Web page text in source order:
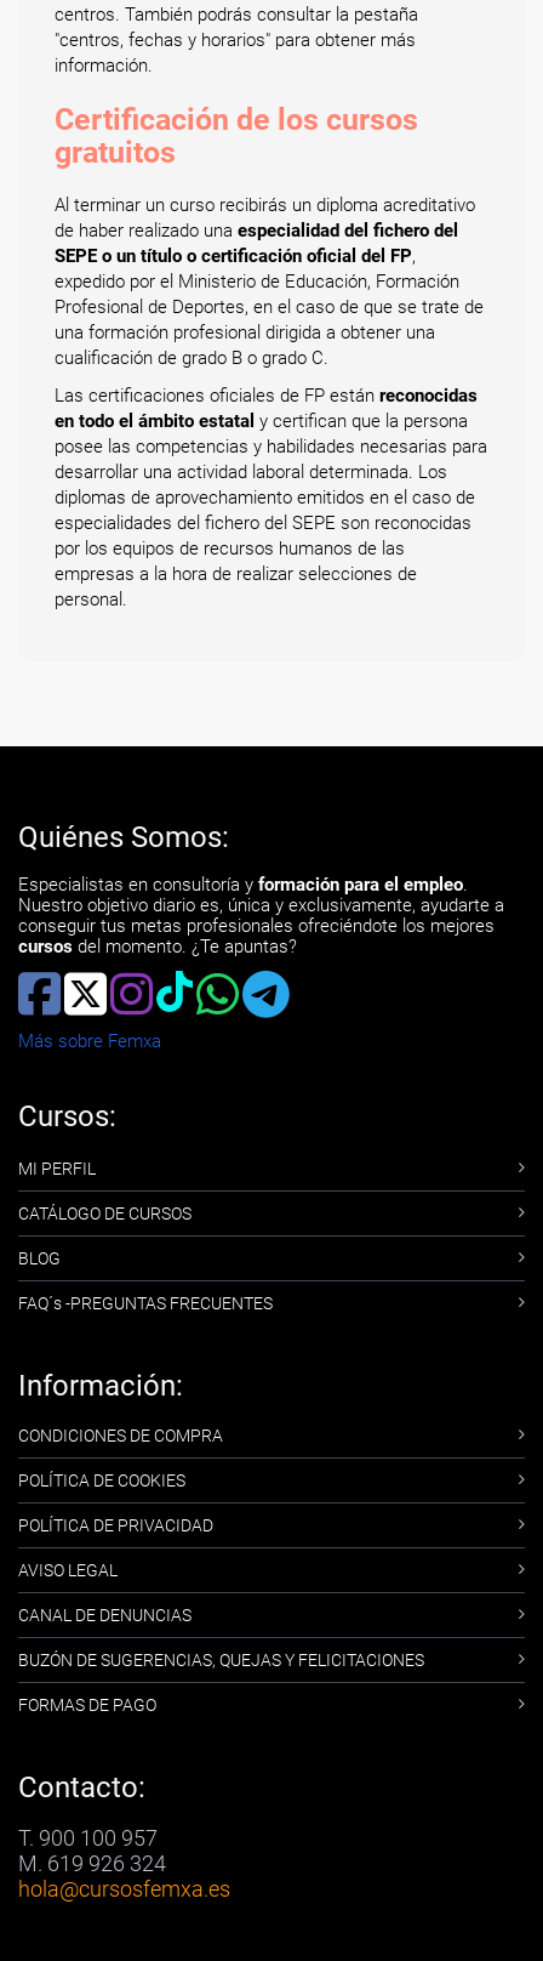
centros. También podrás consultar la pestaña
"centros, fechas y horarios" para obtener más
información.
Certificación de los cursos
gratuitos
Al terminar un curso recibirás un diploma acreditativo
de haber realizado una especialidad del fichero del
SEPE o un título o certificación oficial del FP,
expedido por el Ministerio de Educación, Formación
Profesional de Deportes, en el caso de que se trate de
una formación profesional dirigida a obtener una
cualificación de grado B o grado C.
Las certificaciones oficiales de FP están reconocidas
en todo el ámbito estatal y certifican que la persona
posee las competencias y habilidades necesarias para
desarrollar una actividad laboral determinada. Los
diplomas de aprovechamiento emitidos en el caso de
especialidades del fichero del SEPE son reconocidas
por los equipos de recursos humanos de las
empresas a la hora de realizar selecciones de
personal.
Quiénes Somos:
Especialistas en consultoría y formación para el empleo.
Nuestro objetivo diario es, única y exclusivamente, ayudarte a
conseguir tus metas profesionales ofreciéndote los mejores
cursos del momento. ¿Te apuntas?
Más sobre Femxa
Cursos:
MI PERFIL
CATÁLOGO DE CURSOS
BLOG
FAQ´s -PREGUNTAS FRECUENTES
Información:
CONDICIONES DE COMPRA
POLÍTICA DE COOKIES
POLÍTICA DE PRIVACIDAD
AVISO LEGAL
CANAL DE DENUNCIAS
BUZÓN DE SUGERENCIAS, QUEJAS Y FELICITACIONES
FORMAS DE PAGO
Contacto:
T. 900 100 957
M. 619 926 324
hola@cursosfemxa.es